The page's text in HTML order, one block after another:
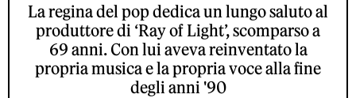
La regina del pop dedica un lungo saluto al
produttore di ‘Ray of Light’, scomparso a
69 anni. Con lui aveva reinventato la
propria musica e la propria voce alla fine
degli anni '90